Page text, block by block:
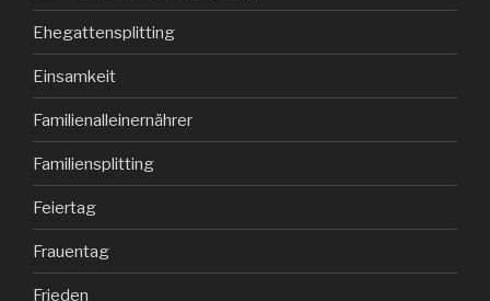
Ehegattensplitting
Einsamkeit
Familienalleinernährer
Familiensplitting
Feiertag
Frauentag
Frieden